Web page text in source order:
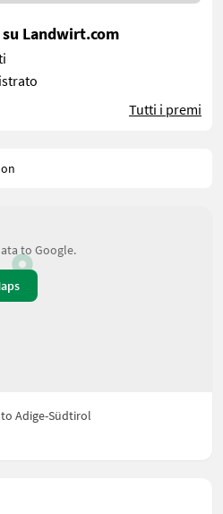
Landwirt.com
Tutti i premi
to Google.
Adige-Südtirol